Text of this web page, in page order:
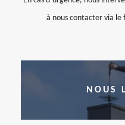
à nous contacter via le
NOUS